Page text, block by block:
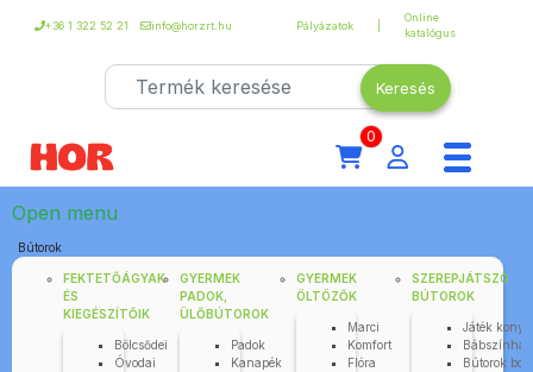
+36 1 322 52 21 info@horzrt.hu Pályázatok
Online
katalógus
0
Open menu
Bútorok
FEKTETŐÁGYAK
ÉS
KIEGÉSZÍTŐIK
Bölcsődei
Óvodai
GYERMEK
PADOK,
ÜLŐBÚTOROK
Padok
Kanapék
GYERMEK
ÖLTÖZŐK
Marci
Komfort
Flóra
SZEREPJÁTSZÓ
BÚTOROK
Játék
Bútorok